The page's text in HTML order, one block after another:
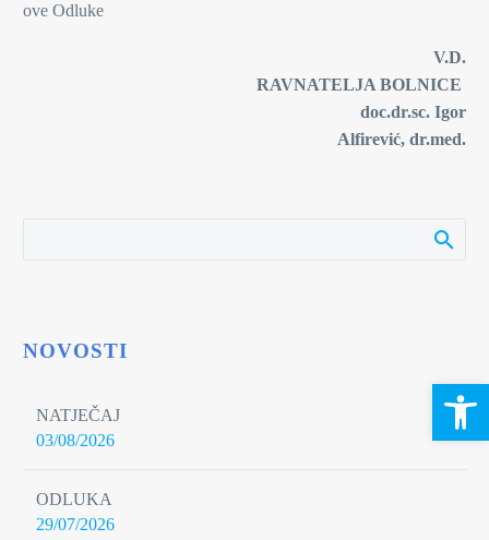
ove Odluke
V.D.
RAVNATELJA BOLNICE
doc.dr.sc. Igor
Alfirević, dr.med.
NOVOSTI
NATJEČAJ
03/08/2026
ODLUKA
29/07/2026